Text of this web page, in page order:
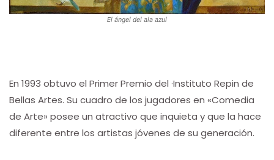
El ángel del ala azul
En 1993 obtuvo el Primer Premio del ·Instituto Repin de
Bellas Artes. Su cuadro de los jugadores en «Comedia
de Arte» posee un atractivo que inquieta y que la hace
diferente entre los artistas jóvenes de su generación.